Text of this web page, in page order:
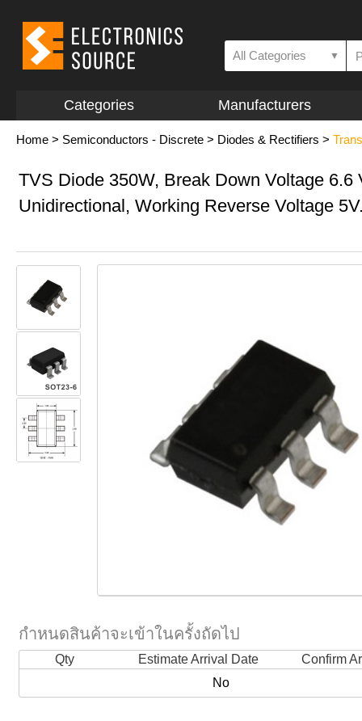
All Categories ▼
Categories Manufacturers
Home > Semiconductors - Discrete > Diodes & Rectifiers >
TVS Diode 350W, Break Down Voltage 6.6
Unidirectional, Working Reverse Voltage
กำหนดสินค้าจะเข้าในครั้งถัดไป
Qty Estimate Arrival Date
Confirm
No